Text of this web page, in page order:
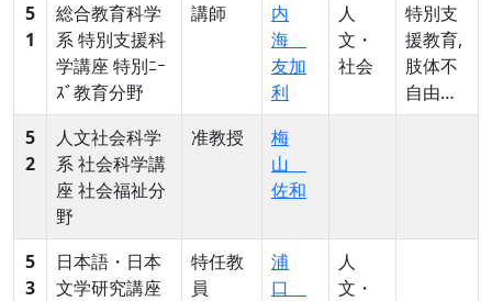
5
1
総合教育科学
系 特別支援科
学講座 特別ﾆｰ
ｽﾞ教育分野
講師
内
海
友加
利
人
文・
社会
特別支
援教育,
肢体不
自由教
育, 自立
5
2
人文社会科学
系 社会科学講
座 社会福祉分
野
准教授
梅
山
佐和
5
3
日本語・日本
文学研究講座
特任教
員
浦
口
人
文・